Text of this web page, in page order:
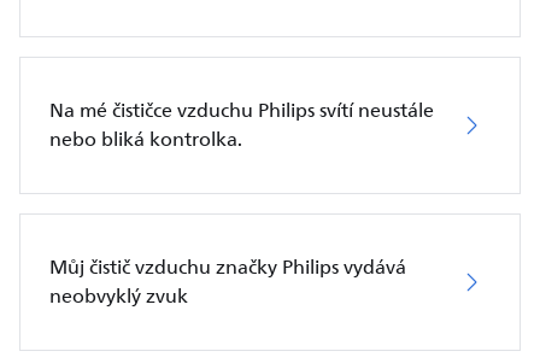
Na mé čističce vzduchu Philips svítí neustále
nebo bliká kontrolka.
Můj čistič vzduchu značky Philips vydává
neobvyklý zvuk